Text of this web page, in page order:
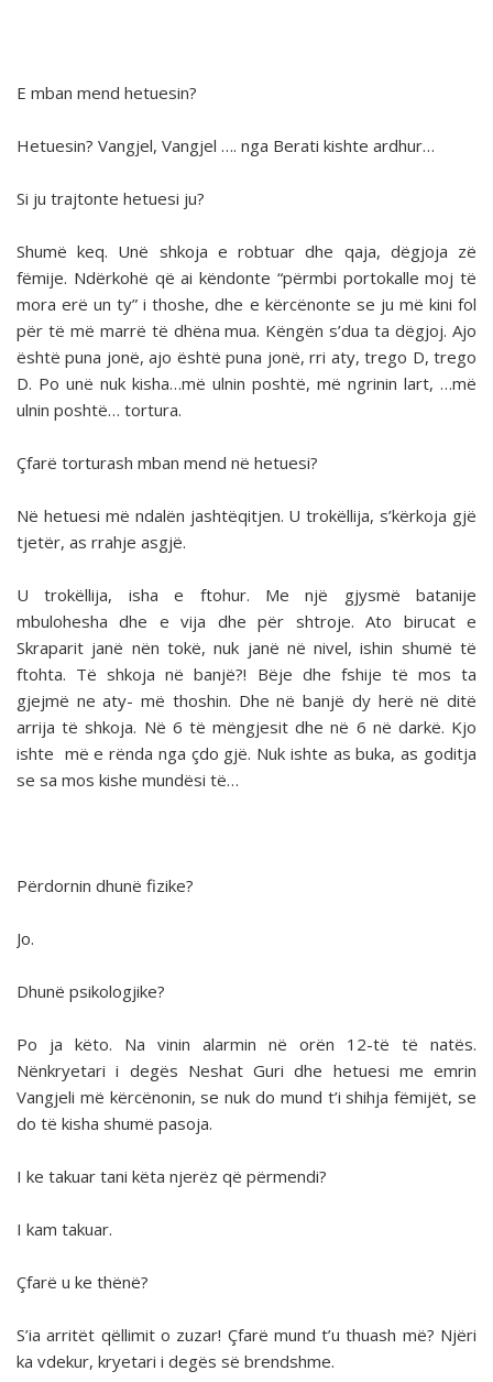
E mban mend hetuesin?
Hetuesin? Vangjel, Vangjel …. nga Berati kishte ardhur…
Si ju trajtonte hetuesi ju?
Shumë keq. Unë shkoja e robtuar dhe qaja, dëgjoja zë
fëmije. Ndërkohë që ai këndonte “përmbi portokalle moj të
mora erë un ty” i thoshe, dhe e kërcënonte se ju më kini fol
për të më marrë të dhëna mua. Këngën s’dua ta dëgjoj. Ajo
është puna jonë, ajo është puna jonë, rri aty, trego D, trego
D. Po unë nuk kisha…më ulnin poshtë, më ngrinin lart, …më
ulnin poshtë… tortura.
Çfarë torturash mban mend në hetuesi?
Në hetuesi më ndalën jashtëqitjen. U trokëllija, s’kërkoja gjë
tjetër, as rrahje asgjë.
U trokëllija, isha e ftohur. Me një gjysmë batanije
mbulohesha dhe e vija dhe për shtroje. Ato birucat e
Skraparit janë nën tokë, nuk janë në nivel, ishin shumë të
ftohta. Të shkoja në banjë?! Bëje dhe fshije të mos ta
gjejmë ne aty- më thoshin. Dhe në banjë dy herë në ditë
arrija të shkoja. Në 6 të mëngjesit dhe në 6 në darkë. Kjo
ishte më e rënda nga çdo gjë. Nuk ishte as buka, as goditja
se sa mos kishe mundësi të…
Përdornin dhunë fizike?
Jo.
Dhunë psikologjike?
Po ja këto. Na vinin alarmin në orën 12-të të natës.
Nënkryetari i degës Neshat Guri dhe hetuesi me emrin
Vangjeli më kërcënonin, se nuk do mund t’i shihja fëmijët, se
do të kisha shumë pasoja.
I ke takuar tani këta njerëz që përmendi?
I kam takuar.
Çfarë u ke thënë?
S’ia arritët qëllimit o zuzar! Çfarë mund t’u thuash më? Njëri
ka vdekur, kryetari i degës së brendshme.